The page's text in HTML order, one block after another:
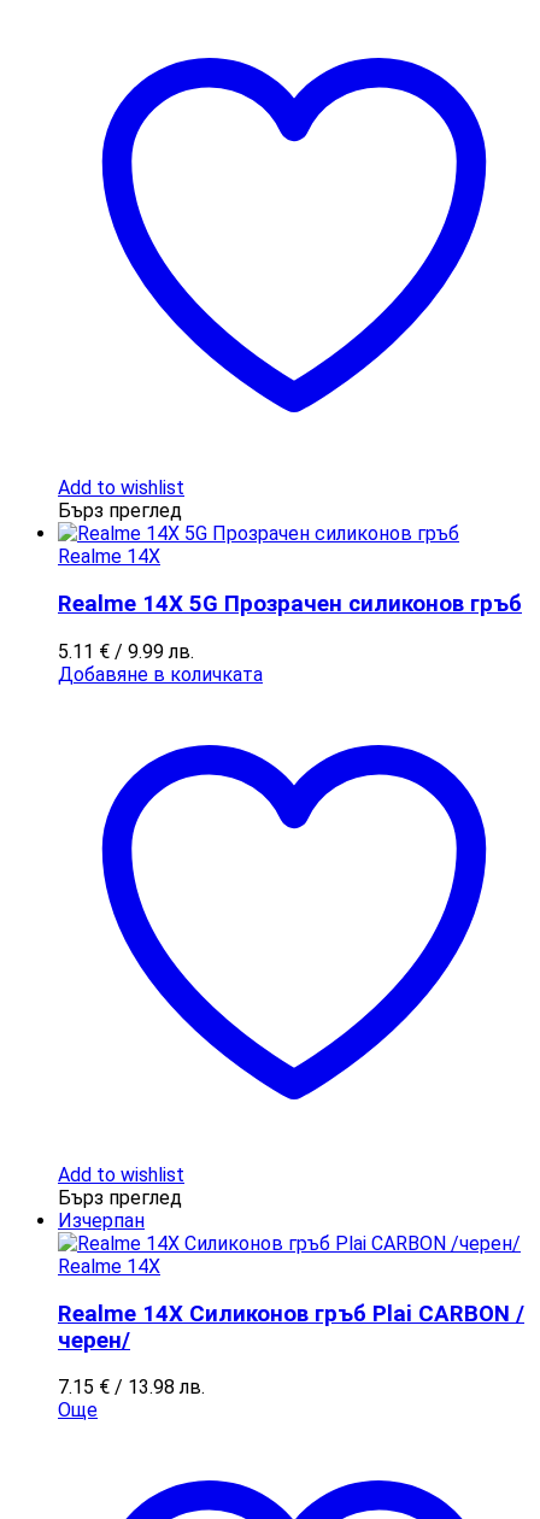
Add to wishlist
Бърз преглед
Realme 14X
Realme 14X 5G Прозрачен силиконов гръб
5.11 € / 9.99 лв.
Добавяне в количката
Add to wishlist
Бърз преглед
Изчерпан
Realme 14X
Realme 14X Силиконов гръб Plai CARBON /
черен/
7.15 € / 13.98 лв.
Още